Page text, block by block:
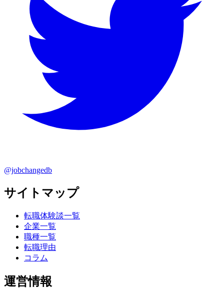
@jobchangedb
サイトマップ
転職体験談一覧
企業一覧
職種一覧
転職理由
コラム
運営情報